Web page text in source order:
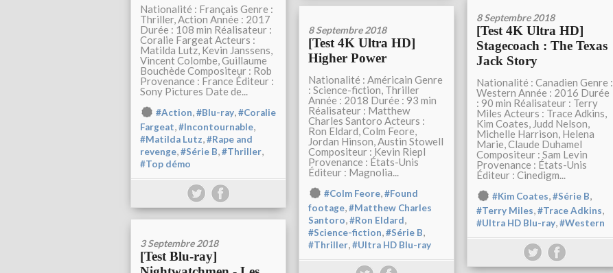
Nationalité : Français Genre :
Thriller, Action Année : 2017
Durée : 108 min Réalisateur :
Coralie Fargeat Acteurs :
Matilda Lutz, Kevin Janssens,
Vincent Colombe, Guillaume
Bouchède Compositeur : Rob
Provenance : France Éditeur :
Sony Pictures Date de...
#Action,#Blu-ray,#Coralie
Fargeat,#Incontournable,
#Matilda Lutz,#Rape and
revenge,#Série B,#Thriller,
#Top démo
8 Septembre 2018
[Test 4K Ultra HD]
Stagecoach : The Texas
Jack Story
Nationalité : Canadien Genre :
Western Année : 2016 Durée
: 90 min Réalisateur : Terry
Miles Acteurs : Trace Adkins,
Kim Coates, Judd Nelson,
Michelle Harrison, Helena
Marie, Claude Duhamel
Compositeur : Sam Levin
Provenance : États-Unis
Éditeur : Cinedigm...
#Kim Coates,#Série B,
#Terry Miles,#Trace Adkins,
#Ultra HD Blu-ray,#Western
8 Septembre 2018
[Test 4K Ultra HD]
Higher Power
Nationalité : Américain Genre
: Science-fiction, Thriller
Année : 2018 Durée : 93 min
Réalisateur : Matthew
Charles Santoro Acteurs :
Ron Eldard, Colm Feore,
Jordan Hinson, Austin Stowell
Compositeur : Kevin Riepl
Provenance : États-Unis
Éditeur : Magnolia...
#Colm Feore,#Found
footage,#Matthew Charles
Santoro,#Ron Eldard,
#Science-fiction,#Série B,
#Thriller,#Ultra HD Blu-ray
3 Septembre 2018
[Test Blu-ray]